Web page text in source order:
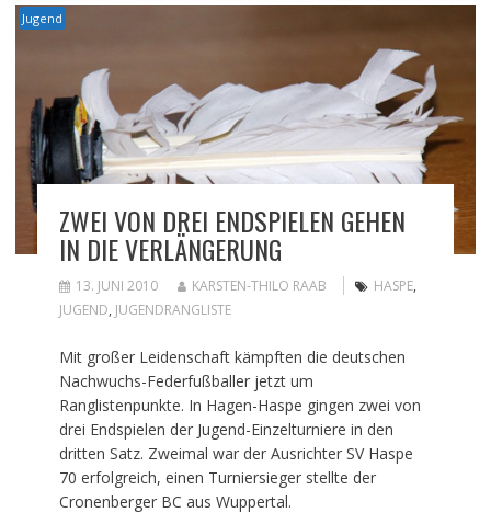
Jugend
ZWEI VON DREI ENDSPIELEN GEHEN
IN DIE VERLÄNGERUNG
13. JUNI 2010 KARSTEN-THILO RAAB HASPE,
JUGEND, JUGENDRANGLISTE
Mit großer Leidenschaft kämpften die deutschen
Nachwuchs-Federfußballer jetzt um
Ranglistenpunkte. In Hagen-Haspe gingen zwei von
drei Endspielen der Jugend-Einzelturniere in den
dritten Satz. Zweimal war der Ausrichter SV Haspe
70 erfolgreich, einen Turniersieger stellte der
Cronenberger BC aus Wuppertal.